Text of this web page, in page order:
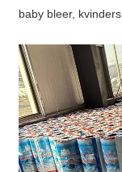
baby bleer,